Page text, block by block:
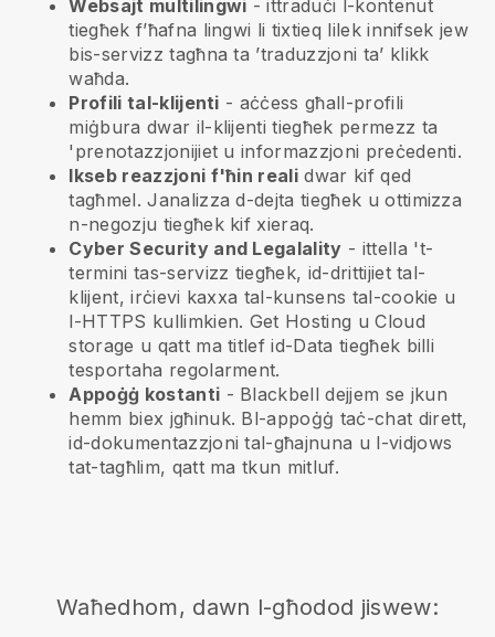
Websajt multilingwi - ittraduċi l-kontenut
tiegħek f’ħafna lingwi li tixtieq lilek innifsek jew
bis-servizz tagħna ta ’traduzzjoni ta’ klikk
waħda.
Profili tal-klijenti - aċċess għall-profili
miġbura dwar il-klijenti tiegħek permezz ta
'prenotazzjonijiet u informazzjoni preċedenti.
Ikseb reazzjoni f'ħin reali dwar kif qed
tagħmel. Janalizza d-dejta tiegħek u ottimizza
n-negozju tiegħek kif xieraq.
Cyber Security and Legalality - ittella 't-
termini tas-servizz tiegħek, id-drittijiet tal-
klijent, irċievi kaxxa tal-kunsens tal-cookie u
l-HTTPS kullimkien. Get Hosting u Cloud
storage u qatt ma titlef id-Data tiegħek billi
tesportaha regolarment.
Appoġġ kostanti - Blackbell dejjem se jkun
hemm biex jgħinuk. Bl-appoġġ taċ-chat dirett,
id-dokumentazzjoni tal-għajnuna u l-vidjows
tat-tagħlim, qatt ma tkun mitluf.
Waħedhom, dawn l-għodod jiswew: